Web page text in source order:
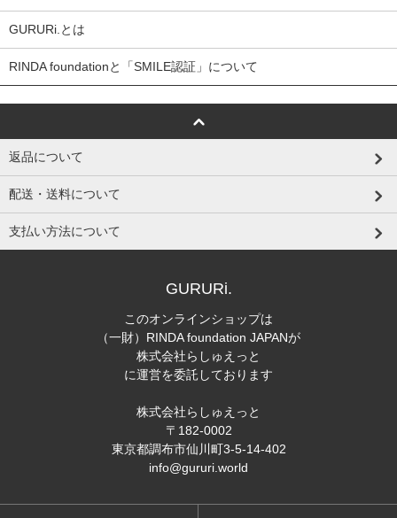
GURURi.とは
RINDA foundationと「SMILE認証」について
返品について
配送・送料について
支払い方法について
GURURi.
このオンラインショップは
（一財）RINDA foundation JAPANが
株式会社らしゅえっと
に運営を委託しております
株式会社らしゅえっと
〒182-0002
東京都調布市仙川町3-5-14-402
info@gururi.world